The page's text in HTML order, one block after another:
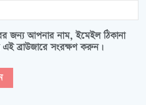
জন্য আপনার নাম, ইমেইল ঠিকানা
এই ব্রাউজারে সংরক্ষণ করুন।